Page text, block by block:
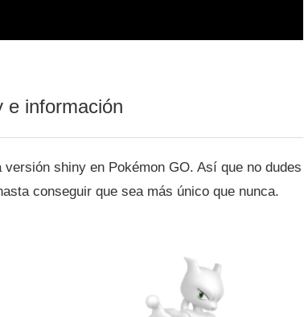
e información
shiny en Pokémon GO. Así que no dudes
conseguir que sea más único que nunca.